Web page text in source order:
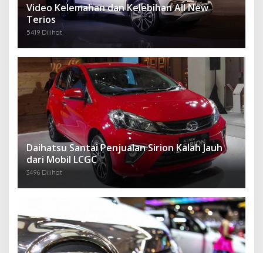
Video Kelemahan dan Kelebihan All New
Terios
5419 Dilihat
Daihatsu Santai Penjualan Sirion Kalah Jauh
dari Mobil LCGC
3496 Dilihat